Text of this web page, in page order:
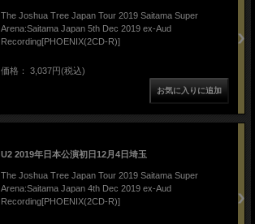
The Joshua Tree Japan Tour 2019 Saitama Super
Arena:Saitama Japan 5th Dec 2019 ex-Aud
Recording[PHOENIX(2CD-R)]
価格： 3,037円(税込)
U2 2019年日本公演初日12月4日埼玉
The Joshua Tree Japan Tour 2019 Saitama Super
Arena:Saitama Japan 4th Dec 2019 ex-Aud
Recording[PHOENIX(2CD-R)]